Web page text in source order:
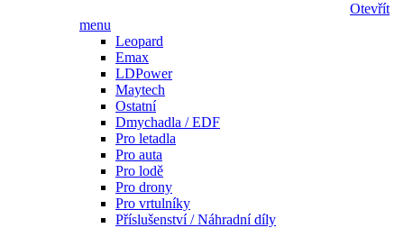
Otevřít
menu
Leopard
Emax
LDPower
Maytech
Ostatní
Dmychadla / EDF
Pro letadla
Pro auta
Pro lodě
Pro drony
Pro vrtulníky
Příslušenství / Náhradní díly